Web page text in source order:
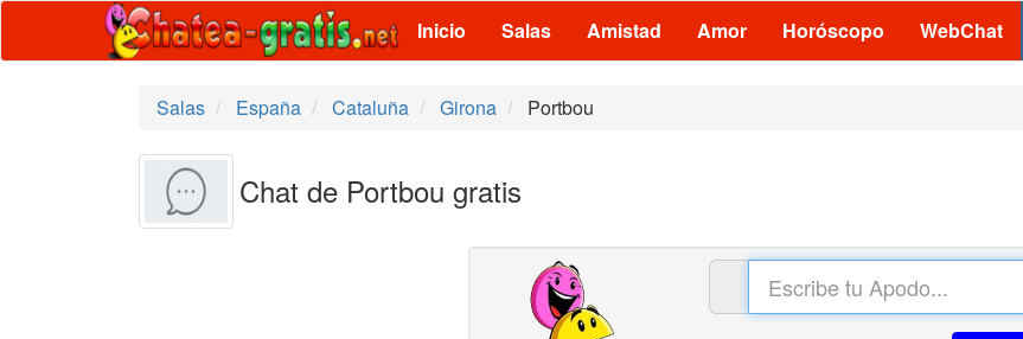
Inicio Salas Amistad Amor Horóscopo WebChat
Salas España Cataluña Girona Portbou
Chat de Portbou gratis